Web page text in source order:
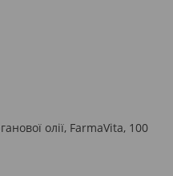
олії, FarmaVita, 100